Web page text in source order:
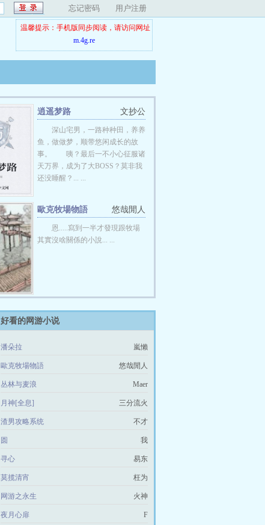
忘记密码 用户注册
温馨提示：手机版同步阅读，请访问网址
m.4g.re
文抄公
逍遥梦路
深山宅男，一路种种田，养养
鱼，做做梦，顺带悠闲成长的故
事。 咦？最后一不小心征服诸
天万界，成为了大BOSS？莫非我
还没睡醒？... ...
悠哉閒人
歐克牧場物語
恩.....寫到一半才發現跟牧場
其實沒啥關係的小說... ...
好看的网游小说
潘朵拉 嵐懶
歐克牧場物語 悠哉閒人
丛林与麦浪 Maer
月神[全息] 三分流火
渣男攻略系统 不才
圆 我
寻心 易东
莫揽清宵 枉为
网游之永生 火神
夜月心扉 F